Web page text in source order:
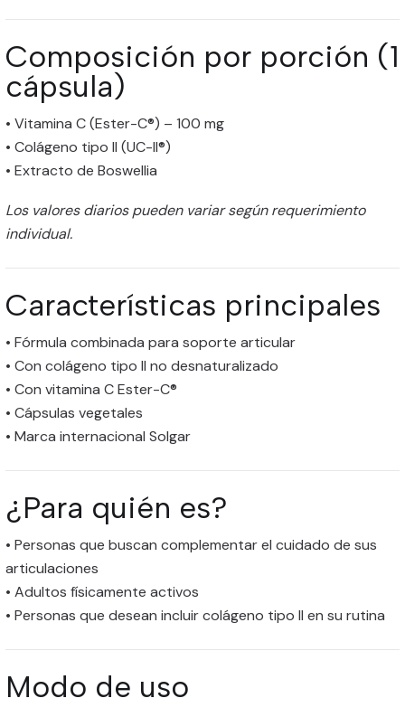
Composición por porción (1
cápsula)
• Vitamina C (Ester-C®) – 100 mg
• Colágeno tipo II (UC-II®)
• Extracto de Boswellia
Los valores diarios pueden variar según requerimiento
individual.
Características principales
• Fórmula combinada para soporte articular
• Con colágeno tipo II no desnaturalizado
• Con vitamina C Ester-C®
• Cápsulas vegetales
• Marca internacional Solgar
¿Para quién es?
• Personas que buscan complementar el cuidado de sus
articulaciones
• Adultos físicamente activos
• Personas que desean incluir colágeno tipo II en su rutina
Modo de uso